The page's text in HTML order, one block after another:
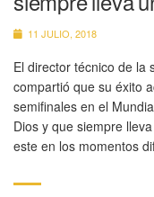
11 JULIO, 2018
El director técnico de la
compartió que su éxito
semifinales en el
Dios y que siempre
este en los momentos